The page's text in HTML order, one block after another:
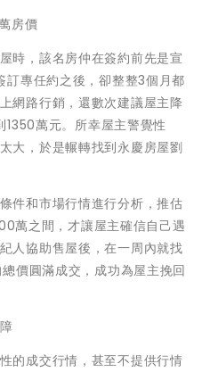
房價
時，該名房仲在簽約前先是宣
專任約之後，卻整整3個月都
網路行銷，還數次建議屋主降
萬元。所幸屋主警覺性
大，於是輾轉找到永慶房屋劉
件和市場行情進行分析，推估
萬之間，才讓屋主確信自己遇
人協助售屋後，在一周內就找
價圓滿成交，成功為屋主挽回
的成交行情，甚至不提供行情